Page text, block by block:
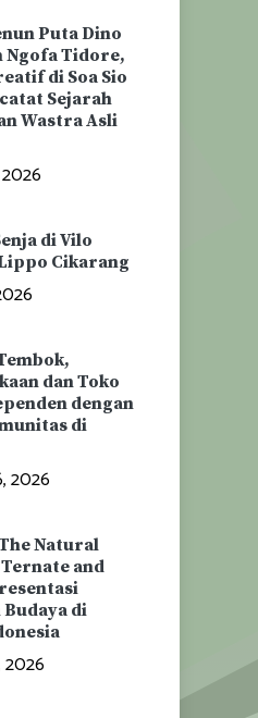
Puta Dino
Ngofa Tidore,
di Soa Sio
Sejarah
Wastra Asli
di Vilo
Cikarang
dan Toko
dengan
di
2026
Natural
and
di
2026